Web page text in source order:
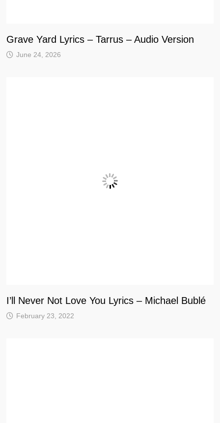
Grave Yard Lyrics – Tarrus – Audio Version
June 24, 2026
I’ll Never Not Love You Lyrics – Michael Bublé
February 23, 2022